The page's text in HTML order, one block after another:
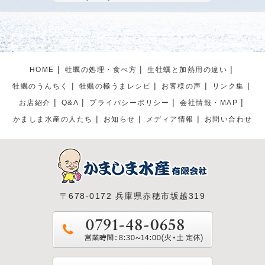
HOME 牡蠣の処理・食べ方
生牡蠣と加熱用の違い
牡蠣のうんちく
牡蠣の極うまレシピ お客様の声
リンク集
お店紹介
Q&A プライパシーポリシー
会社情報・MAP
かましま水産の人たち
お知らせ メディア情報 お問い合わせ
〒678-0172 兵庫県赤穂市坂越319